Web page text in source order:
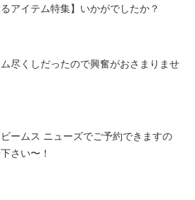
アイテム特集】いかがでしたか？
尽くしだったので興奮がおさまりませ
ームス ニューズでご予約できますの
さい〜！